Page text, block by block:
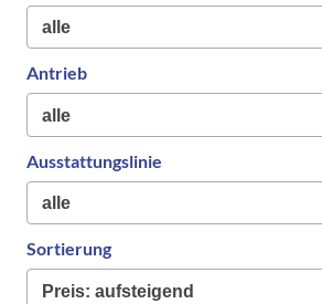
Antrieb
Ausstattungslinie
Sortierung